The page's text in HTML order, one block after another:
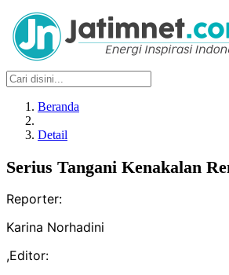
Beranda
Detail
Serius Tangani Kenakalan
Reporter:
Karina Norhadini
,Editor: